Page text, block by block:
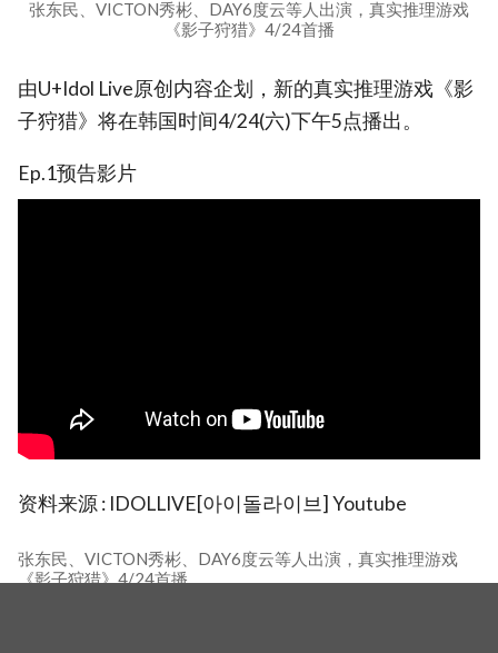
张东民、VICTON秀彬、DAY6度云等人出演，真实推理游戏
《影子狩猎》4/24首播
由U+Idol Live原创内容企划，新的真实推理游戏《影
子狩猎》将在韩国时间4/24(六)下午5点播出。
Ep.1预告影片
资料来源 : IDOLLIVE[아이돌라이브] Youtube
张东民、VICTON秀彬、DAY6度云等人出演，真实推理游戏
《影子狩猎》4/24首播